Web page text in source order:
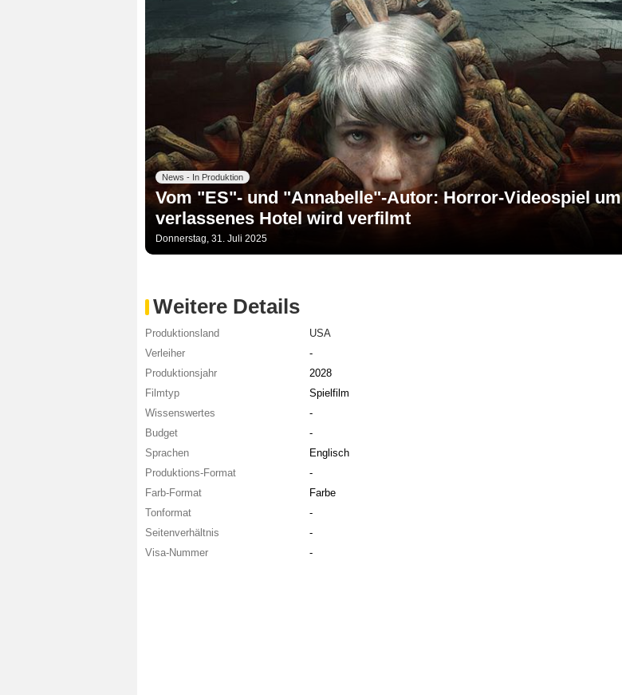
News - In Produktion
Vom "ES"- und "Annabelle"-Autor: Horror-Videospiel um
verlassenes Hotel wird verfilmt
Donnerstag, 31. Juli 2025
Weitere Details
Produktionsland
USA
Verleiher
-
Produktionsjahr
2028
Filmtyp
Spielfilm
Wissenswertes
-
Budget
-
Sprachen
Englisch
Produktions-Format
-
Farb-Format
Farbe
Tonformat
-
Seitenverhältnis
-
Visa-Nummer
-